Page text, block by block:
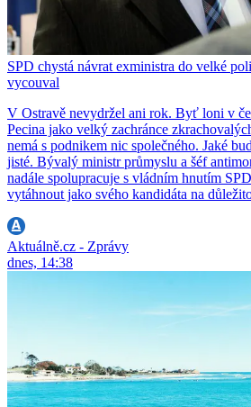
SPD chystá návrat exministra do velké
vycouval
V Ostravě nevydržel ani rok. Byť loni v
Pecina jako velký zachránce
nemá s podnikem nic společného. Jaké
jisté. Bývalý ministr průmyslu a šéf
nadále spolupracuje s vládním hnutím
vytáhnout jako svého kandidáta na
Aktuálně.cz - Zprávy
dnes, 14:38